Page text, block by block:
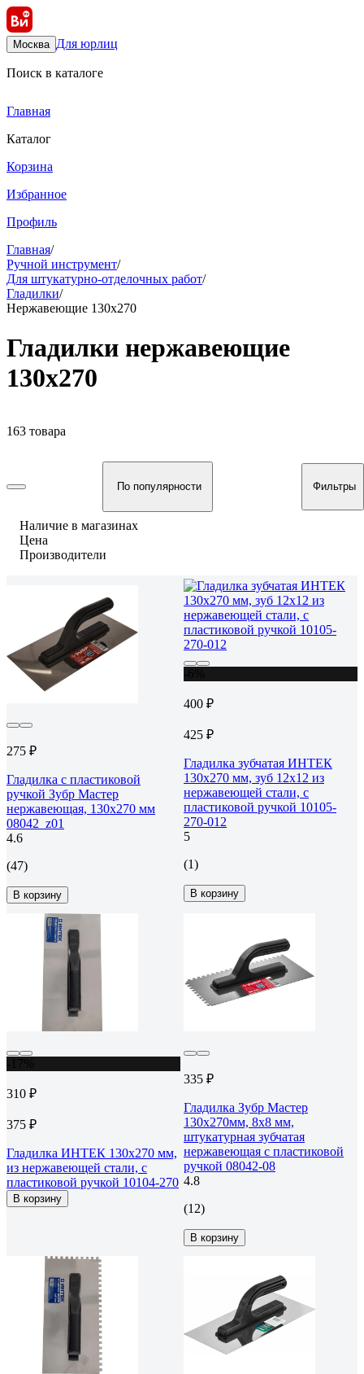
Москва Для юрлиц
Поиск в каталоге
Главная
Каталог
Корзина
Избранное
Профиль
Главная/
Ручной инструмент/
Для штукатурно-отделочных работ/
Гладилки/
Нержавеющие 130х270
Гладилки нержавеющие
130х270
163 товара
По популярности Фильтры
Наличие в магазинах
Цена
Производители
275 ₽
Гладилка с пластиковой
ручкой Зубр Мастер
нержавеющая, 130х270 мм
08042_z01
4.6
(47)
В корзину
400 ₽
425 ₽
Гладилка зубчатая ИНТЕК
130х270 мм, зуб 12x12 из
нержавеющей стали, с
пластиковой ручкой 10105-
270-012
5
(1)
В корзину
310 ₽
375 ₽
Гладилка ИНТЕК 130х270 мм,
из нержавеющей стали, с
пластиковой ручкой 10104-270
В корзину
335 ₽
Гладилка Зубр Мастер
130x270мм, 8x8 мм,
штукатурная зубчатая
нержавеющая с пластиковой
ручкой 08042-08
4.8
(12)
В корзину